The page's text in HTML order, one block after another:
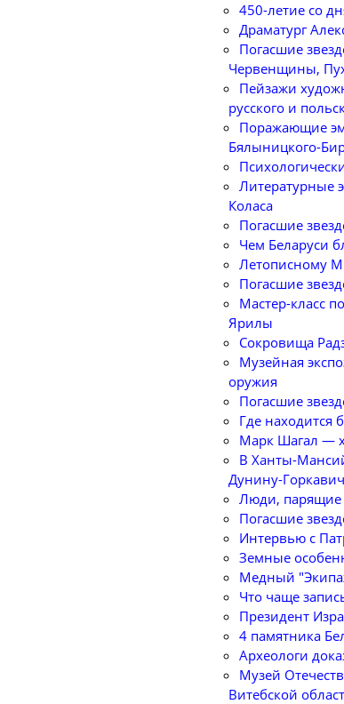
450-летие со
Драматург
Погасшие
Червенщины,
Пейзажи
русского и
Поражающие
Бялыницкого-
Литературные
Коласа
Погасшие
Чем Беларуси
Летописному
Погасшие
Мастер-класс
Ярилы
Сокровища
Музейная
оружия
Погасшие
Где находится
Марк Шагал —
В Ханты-
Дунину-
Люди, парящие
Погасшие
Интервью с
Земные
Медный
Что чаще
Президент
4 памятника
Археологи
Музей
Витебской